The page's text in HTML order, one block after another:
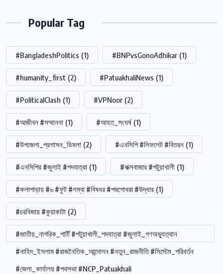
Popular Tag
#BangladeshPolitics (1) #BNPvsGonoAdhikar (1)
#humanity_first (2) #PatuakhaliNews (1)
#PoliticalClash (1) #VPNoor (2)
#আজীবন #সম্মাননা (1) #আহত_সংঘর্ষ (1)
#উপজেলা_প্রশাসন_ডিমলা (2) #এনসিপি #লিফলেট #বিতরন (1)
#এনসিপির #জুলাই #পদযাত্রা (1) #কক্সবাজার #পটুয়াখালী (1)
#কলাপাড়ায় #৬ #ফুট #লম্বা #বিষধর #পদ্মগোখরা #উদ্ধার (1)
#চরবিজায় #কুয়াকাটা (2)
#জাতীয়_নাগরিক_পার্টি #পটুয়াখালী_পদযাত্রা #জুলাই_গণঅভ্যুত্থান
#নাহিদ_ইসলাম #রাজনৈতিক_আন্দোলন #নতুন_রাজনীতি #সিস্টেম_পরিবর্তন
#জেলা_কার্যালয় #পথসভা #NCP_Patuakhali